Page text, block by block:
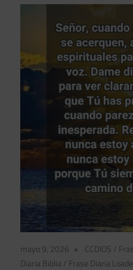
mayo 9, 2026 CCDIOS /
Diaria Biblia / Frase Diaria